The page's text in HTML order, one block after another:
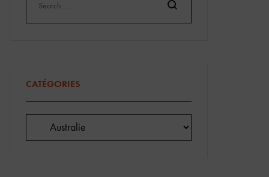
CATÉGORIES
Catégories